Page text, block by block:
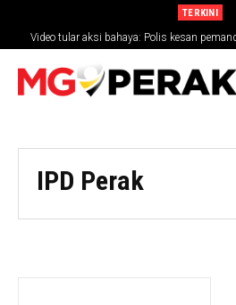
TERKINI
Video tular aksi bahaya: Polis kesan
IPD Perak